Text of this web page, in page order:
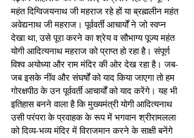
महंत दिग्विजयनाथ जी महराज रहे हों या ब्रह्मलीन महंत
अवेद्यनाथ जी महराज। पूर्ववर्ती आचार्यों ने जो स्वप्न
देखा था, उसे पूरा करने का श्रेय व सौभाग्य पूज्य महंत
योगी आदित्यनाथ महराज को प्राप्त हो रहा है। संपूर्ण
विश्व अयोध्या और राम मंदिर की ओर देख रहा है। जब-
जब इसके नींव और संघर्षों को याद किया जाएगा तो हम
गोरक्षपीठ के उन पूर्ववर्ती आचार्यों को याद करेंगे। यह भी
इतिहास बनने वाला है कि मुख्यमंत्री योगी आदित्यनाथ
उसी परंपरा के प्रवाहक के रूप में भगवान श्रीरामलला
को दिव्य-भव्य मंदिर में विराजमान करने के साक्षी बनेंगे